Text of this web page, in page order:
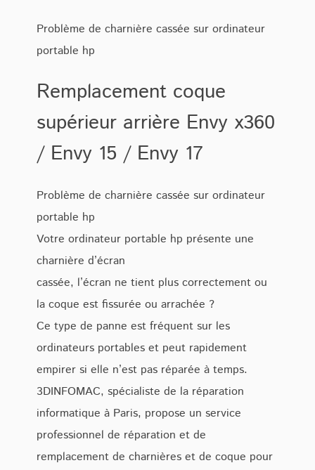
Problème de charnière cassée sur ordinateur
portable hp
Remplacement coque
supérieur arrière Envy x360
/ Envy 15 / Envy 17
Problème de charnière cassée sur ordinateur
portable hp
Votre ordinateur portable hp présente une
charnière d’écran
cassée, l’écran ne tient plus correctement ou
la coque est fissurée ou arrachée ?
Ce type de panne est fréquent sur les
ordinateurs portables et peut rapidement
empirer si elle n’est pas réparée à temps.
3DINFOMAC, spécialiste de la réparation
informatique à Paris, propose un service
professionnel de réparation et de
remplacement de charnières et de coque pour